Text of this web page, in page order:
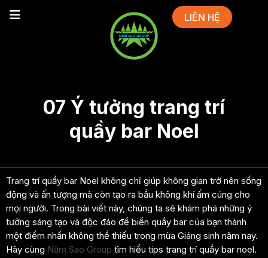
LIÊN HỆ
07 Ý tưởng trang trí
quầy bar Noel
Trang trí quầy bar Noel không chỉ giúp không gian trở nên sống
động và ấn tượng mà còn tạo ra bầu không khí ấm cúng cho
mọi người. Trong bài viết này, chúng ta sẽ khám phá những ý
tưởng sáng tạo và độc đáo để biến quầy bar của bạn thành
một điểm nhấn không thể thiếu trong mùa Giáng sinh năm nay.
Hãy cùng Năm Sao Group tìm hiểu tips trang trí quầy bar noel.